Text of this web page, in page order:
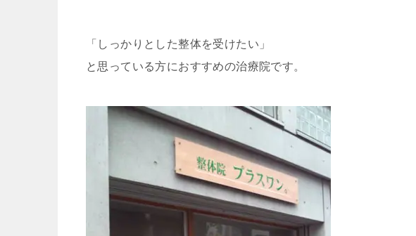
「しっかりとした整体を受けたい」
と思っている方におすすめの治療院です。